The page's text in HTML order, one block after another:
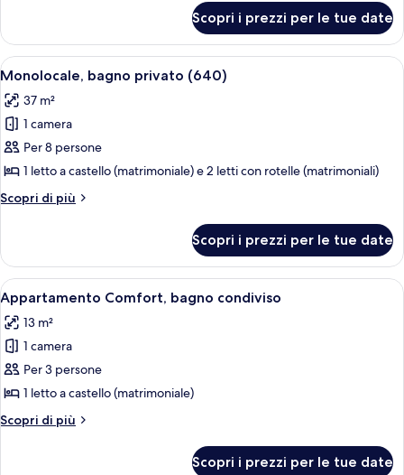
Private
Room)
bagno
condiviso
(744
Room)
Scopri i prezzi per le tue date
Apri
tutte
le
foto
per
Monolocale,
bagno
privato
Una camera con letti a castello, un
1
Monolocale, bagno privato (640)
37 m²
1 camera
Per 8 persone
1 letto a castello (matrimoniale) e 2 letti con rotelle (matrimoniali)
Scopri di più
Altri
bagno
privato
(640)
Scopri i prezzi per le tue date
Apri
tutte
le
foto
per
Appartamento
Comfort,
bagno
Un letto a castello in una stanza
2
Appartamento Comfort, bagno condiviso
13 m²
1 camera
Per 3 persone
1 letto a castello (matrimoniale)
Scopri di più
Altri
Scopri i prezzi per le tue date